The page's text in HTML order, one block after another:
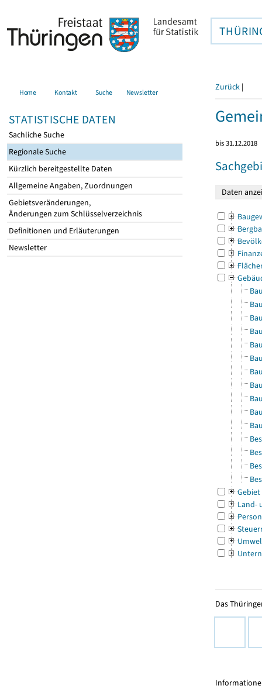
Home Kontakt Suche Newsletter
STATISTISCHE DATEN
Sachliche Suche
Regionale Suche
Kürzlich bereitgestellte Daten
Allgemeine Angaben, Zuordnungen
Gebietsveränderungen,
Änderungen zum Schlüsselverzeichnis
Definitionen und Erläuterungen
Newsletter
Zurück |
bis 31.12.2018
Gebiet
Land-
Das